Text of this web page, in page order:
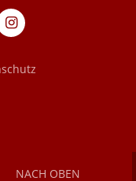
eventpeppers
NACH OBEN